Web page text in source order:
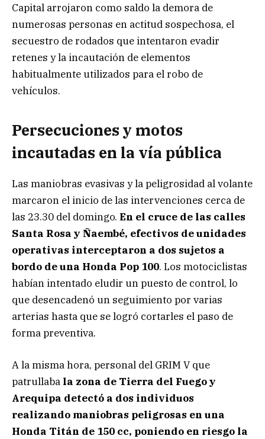
Capital arrojaron como saldo la demora de
numerosas personas en actitud sospechosa, el
secuestro de rodados que intentaron evadir
retenes y la incautación de elementos
habitualmente utilizados para el robo de
vehículos.
Persecuciones y motos
incautadas en la vía pública
Las maniobras evasivas y la peligrosidad al volante
marcaron el inicio de las intervenciones cerca de
las 23.30 del domingo. En el cruce de las calles
Santa Rosa y Ñaembé, efectivos de unidades
operativas interceptaron a dos sujetos a
bordo de una Honda Pop 100. Los motociclistas
habían intentado eludir un puesto de control, lo
que desencadenó un seguimiento por varias
arterias hasta que se logró cortarles el paso de
forma preventiva.
A la misma hora, personal del GRIM V que
patrullaba la zona de Tierra del Fuego y
Arequipa detectó a dos individuos
realizando maniobras peligrosas en una
Honda Titán de 150 cc, poniendo en riesgo la